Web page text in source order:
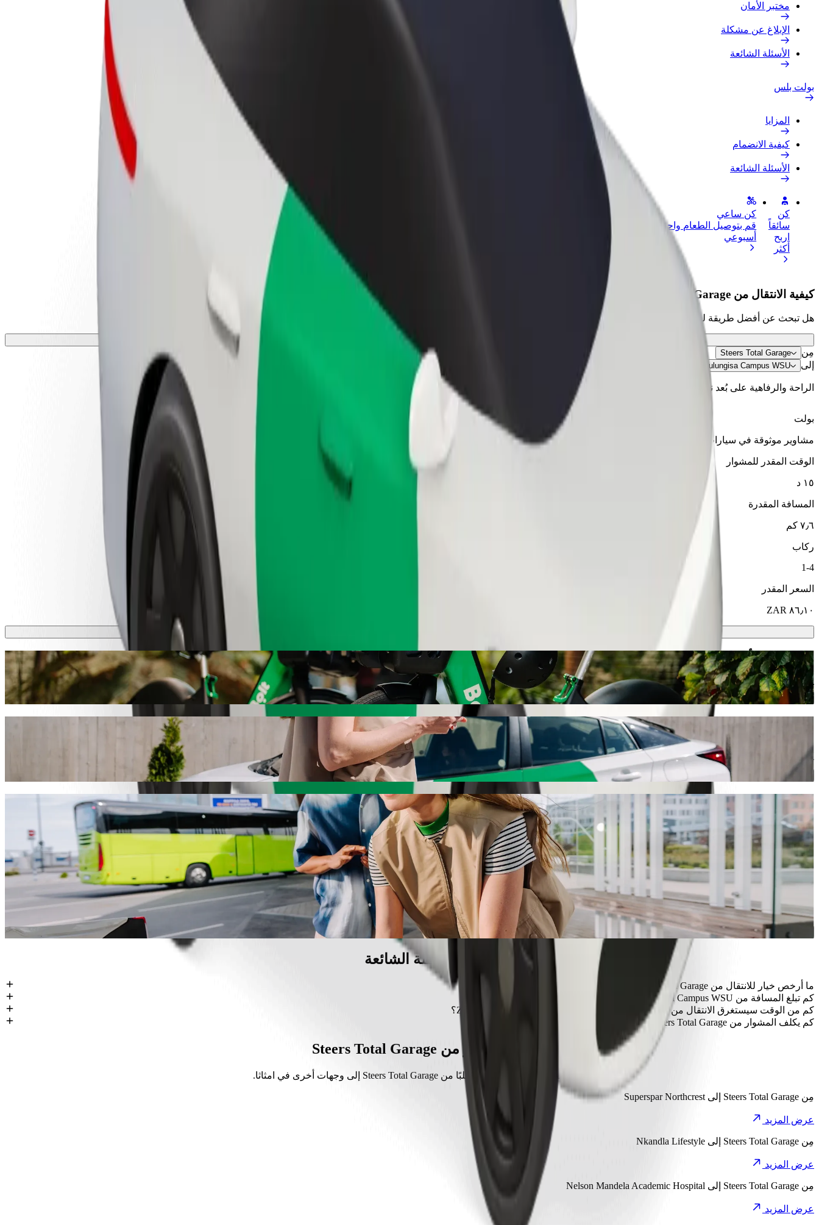
مختبر الأمان
الإبلاغ عن مشكلة
الأسئلة الشائعة
بولت بلس
المزايا
كيفية الانضمام
الأسئلة الشائعة
كن
سائقاً
اربح
أكثر
كن ساعي
قم بتوصيل الطعام واحصل على أجر
أسبوعي
أضف أسطولك إلى بولت وقم بزيادة
Bolt للأعمال
منتجات وخدمات بولت تم تطويرها
لعملك
كيفية الانتقال من Steers Total Garage إلى Zamukulungisa Campus WSU
هل تبحث عن أفضل طريقة للانتقال من Steers Total Garage إلى Zamukulungisa Campus WSU؟ اطّلع على خدماتنا واختر الأنسب لمشوارك.
احصل على التطبيق
مِن Steers Total Garage
إلى Zamukulungisa Campus WSU
الراحة والرفاهية على بُعد نقرات فقط!
بولت
مشاوير موثوقة في سيارات متوسطة الحجم ويومية.
الوقت المقدر للمشوار
١٥ د
المسافة المقدرة
٧٫٦ كم
ركاب
1-4
السعر المقدر
سكوترات أو دراجات كهربائية
تنقّل في امثاثا باستخدام سكوتر أو دراجة كهربائية
حمّل تطبيق Bolt
كانت المناسبة، سنوفر لك السيارة الأنسب.
حمّل تطبيق Bolt
خدمات Bolt للانتقال من Steers Total Garage إلى Zamukulungisa Campus WSU
هل لديك الكثير من الأمتعة؟ احجز مركبة من فئة Bolt XL تتسع لما يصل إلى 6 أشخاص.
هل تريد الوصول بإطلالة مميزة؟ جرّب سيارات Bolt الفاخرة.
هل يرافقك أطفال في مشوارك؟ اطلب مشوارًا مناسبًا للأطفال في سيارة مزوّدة بمقعد معزّز.
هل ستصحب حيوانًا أليفًا في مشوارك؟ جرّب المشاوير المناسبة للحيوانات الأليفة.
هل تحتاج إلى مساعدة إضافية؟ تتوفر لدينا مركبات مجهّزة لاستخدام الكراسي المتحركة ضمن فئة المساعدة.
هل تبحث عن مشاوير بأسعار معقولة؟ استمتع بسيارات صغيرة بسعر أقل مع خدمة Bolt الأساسية.
حمّل تطبيق Bolt
الأسئلة الشائعة
ما أرخص خيار للانتقال من Steers Total Garage إلى Zamukulungisa Campus WSU؟
الخيار الأقل تكلفة للانتقال من Steers Total Garage إلى Zamukulungisa Campus WSU هو Go Hatch، إذ سيكلفك حوالي ‏٨١٫١٠ ZAR ZAR.
كم تبلغ المسافة من Zamukulungisa Campus WSU إلى Steers Total Garage؟
تبلغ المسافة من Steers Total Garage إلى Zamukulungisa Campus WSU حوالي ٧٫٦ كم.
كم من الوقت سيستغرق الانتقال من Steers Total Garage إلى Zamukulungisa Campus WSU؟
يستغرق الانتقال من Steers Total Garage إلى Zamukulungisa Campus WSU مع Go Hatch حوالي ١٥ د.
كم يكلف المشوار من Steers Total Garage إلى Zamukulungisa Campus WSU؟
مشاوير من Steers Total Garage
اكتشف المشاوير الأكثر طلبًا من Steers Total Garage إلى وجهات أخرى في امثاثا.
مِن Steers Total Garage إلى Superspar Northcrest
عرض المزيد
مِن Steers Total Garage إلى Nkandla Lifestyle
عرض المزيد
مِن Steers Total Garage إلى Nelson Mandela Academic Hospital
عرض المزيد